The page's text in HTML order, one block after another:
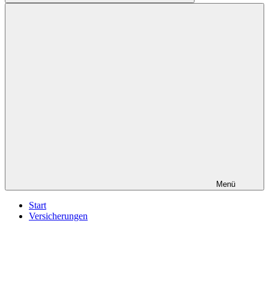
Suchen
Menü
Start
Versicherungen